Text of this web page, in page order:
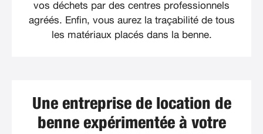
vos déchets par des centres professionnels
agréés. Enfin, vous aurez la traçabilité de tous
les matériaux placés dans la benne.
Une entreprise de location de
benne expérimentée à votre